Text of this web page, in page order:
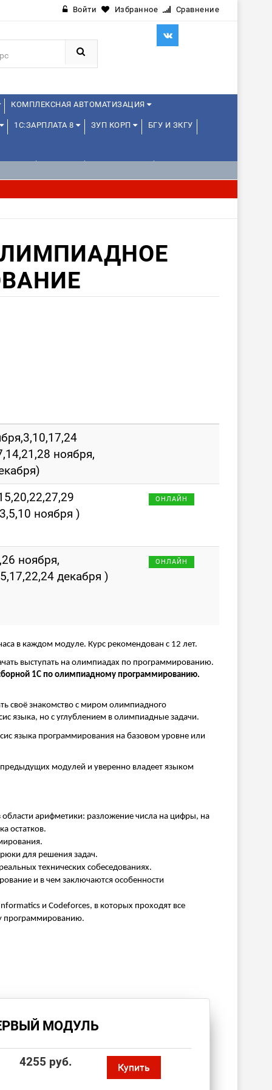
Войти Избранное Сравнение
КОМПЛЕКСНАЯ АВТОМАТИЗАЦИЯ
1С:ЗАРПЛАТА 8 ЗУП КОРП БГУ И ЗКГУ
ноября,
ноября )
ОНЛАЙН
ноября,
декабря )
ОНЛАЙН
в каждом модуле. Курс рекомендован с 12 лет.
выступать на олимпиадах по программированию.
1С по олимпиадному программированию.
своё знакомство с миром олимпиадного
языка, но с углублением в олимпиадные задачи.
языка программирования на базовом уровне или
модулей и уверенно владеет языком
арифметики: разложение числа на цифры, на
остатков.
для решения задач.
технических собеседованиях.
и в чем заключаются особенности
и Codeforces, в которых проходят все
программированию.
МОДУЛЬ
4255 руб. Купить